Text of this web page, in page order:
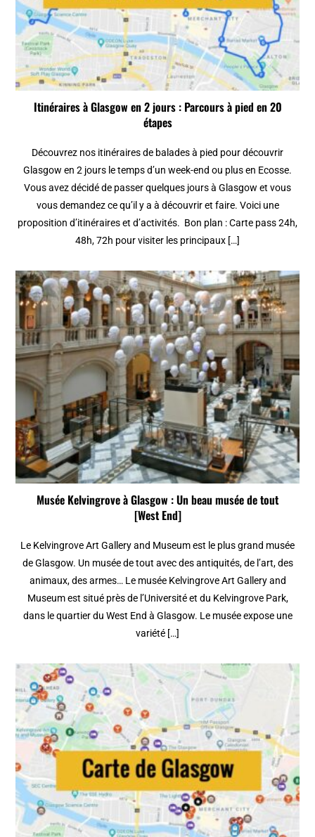
Itinéraires à Glasgow en 2 jours : Parcours à pied en 20
étapes
Découvrez nos itinéraires de balades à pied pour découvrir
Glasgow en 2 jours le temps d’un week-end ou plus en Ecosse.
Vous avez décidé de passer quelques jours à Glasgow et vous
vous demandez ce qu’il y a à découvrir et faire. Voici une
proposition d’itinéraires et d’activités. Bon plan : Carte pass 24h,
48h, 72h pour visiter les principaux […]
Musée Kelvingrove à Glasgow : Un beau musée de tout
[West End]
Le Kelvingrove Art Gallery and Museum est le plus grand musée
de Glasgow. Un musée de tout avec des antiquités, de l’art, des
animaux, des armes… Le musée Kelvingrove Art Gallery and
Museum est situé près de l’Université et du Kelvingrove Park,
dans le quartier du West End à Glasgow. Le musée expose une
variété […]